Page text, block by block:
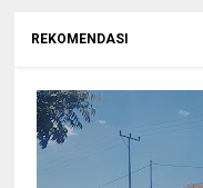
REKOMENDASI